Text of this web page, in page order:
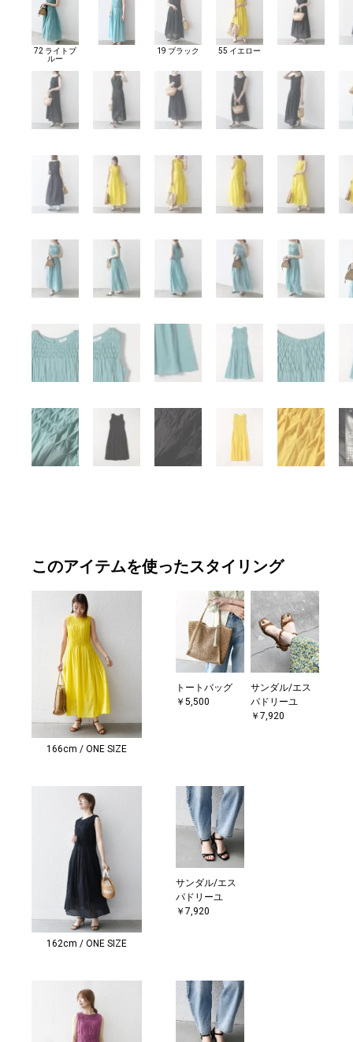
72 ライトブ
ルー
19 ブラック 55 イエロー
このアイテムを使ったスタイリング
166cm / ONE SIZE
トートバッグ
￥5,500
サンダル/エス
パドリーユ
￥7,920
162cm / ONE SIZE
サンダル/エス
パドリーユ
￥7,920